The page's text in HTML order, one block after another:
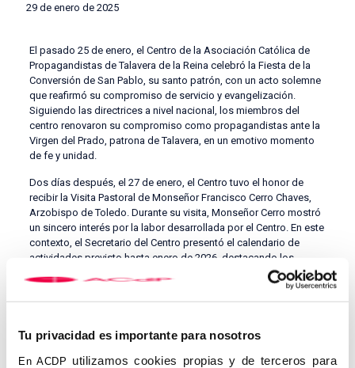
Tu privacidad es importante para nosotros
En ACDP utilizamos cookies propias y de terceros para
29 de enero de 2025
El pasado 25 de enero, el Centro de la Asociación Católica de
Propagandistas de Talavera de la Reina celebró la Fiesta de la
Conversión de San Pablo, su santo patrón, con un acto solemne
que reafirmó su compromiso de servicio y evangelización.
Siguiendo las directrices a nivel nacional, los miembros del
centro renovaron su compromiso como propagandistas ante la
Virgen del Prado, patrona de Talavera, en un emotivo momento
de fe y unidad.
Dos días después, el 27 de enero, el Centro tuvo el honor de
recibir la Visita Pastoral de Monseñor Francisco Cerro Chaves,
Arzobispo de Toledo. Durante su visita, Monseñor Cerro mostró
un sincero interés por la labor desarrollada por el Centro. En este
contexto, el Secretario del Centro presentó el calendario de
actividades previsto hasta enero de 2026, destacando los
proyectos y las iniciativas dirigidas a la formación, el
los propagandistas a perseverar en su misión evangelizadora y
los invitó a formar un grupo de diálogo y estudio en el marco del
próximo Sínodo Diocesano. Este llamado subraya la importancia